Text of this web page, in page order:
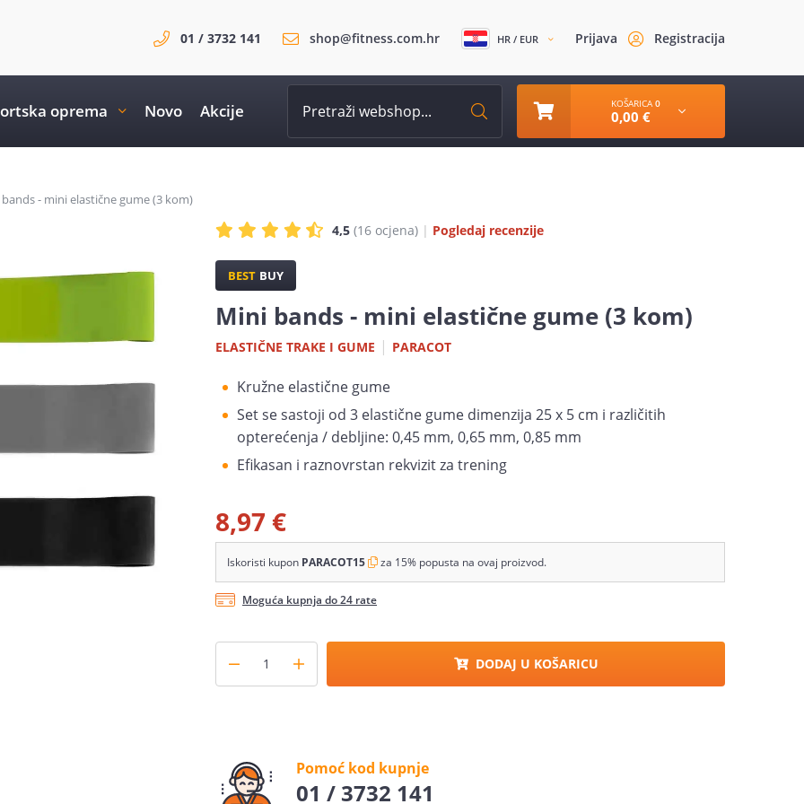
01 / 3732 141 shop@fitness.com.hr HR / EUR Prijava Registracija
oprema Novo Akcije KOŠARICA 0
0,00 €
- mini elastične gume (3 kom)
4,5 (16 ocjena) | Pogledaj recenzije
BEST BUY
Mini bands - mini elastične gume (3 kom)
ELASTIČNE TRAKE I GUME | PARACOT
Kružne elastične gume
Set se sastoji od 3 elastične gume dimenzija 25 x 5 cm i različitih
opterećenja / debljine: 0,45 mm, 0,65 mm, 0,85 mm
Efikasan i raznovrstan rekvizit za trening
8,97 €
Iskoristi kupon PARACOT15 za 15% popusta na ovaj proizvod.
Moguća kupnja do 24 rate
DODAJ U KOŠARICU
Pomoć kod kupnje
01 / 3732 141